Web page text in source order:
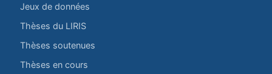
Jeux de données
Thèses du LIRIS
Thèses soutenues
Thèses en cours